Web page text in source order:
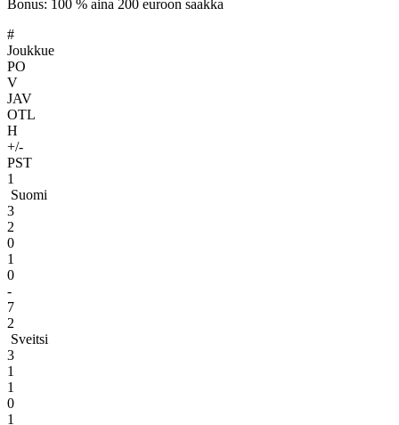
Bonus: 100 % aina 200 euroon saakka
#
Joukkue
PO
V
JAV
OTL
H
+/-
PST
1
Suomi
3
2
0
1
0
-
7
2
Sveitsi
3
1
1
0
1